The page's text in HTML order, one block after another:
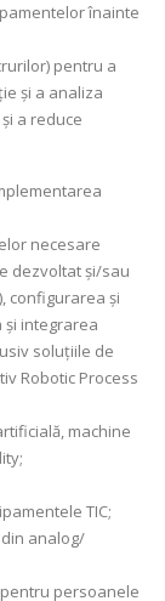
înainte
pentru a
și a analiza
a reduce
necesare
dezvoltat și/sau
configurarea și
integrarea
soluțiile de
Robotic Process
machine
TIC;
analog/
persoanele